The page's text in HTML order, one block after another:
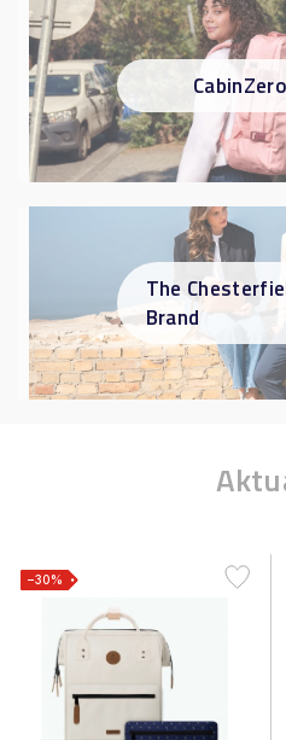
CabinZero
The
Brand
−30%